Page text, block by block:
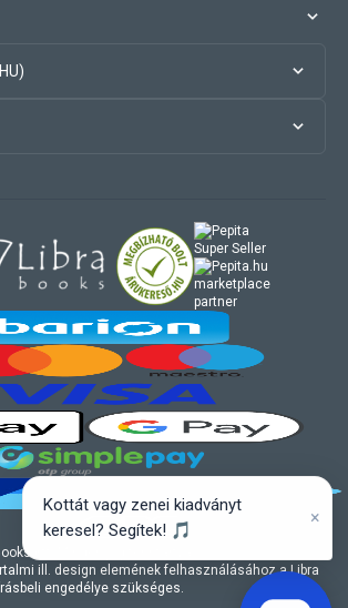
Kft. Minden jog fenntartva.
ill. design elemének felhasználásához a Libra
engedélye szükséges.
marketplace
partner
Kottát vagy zenei kiadványt
keresel? Segítek! 🎵
×